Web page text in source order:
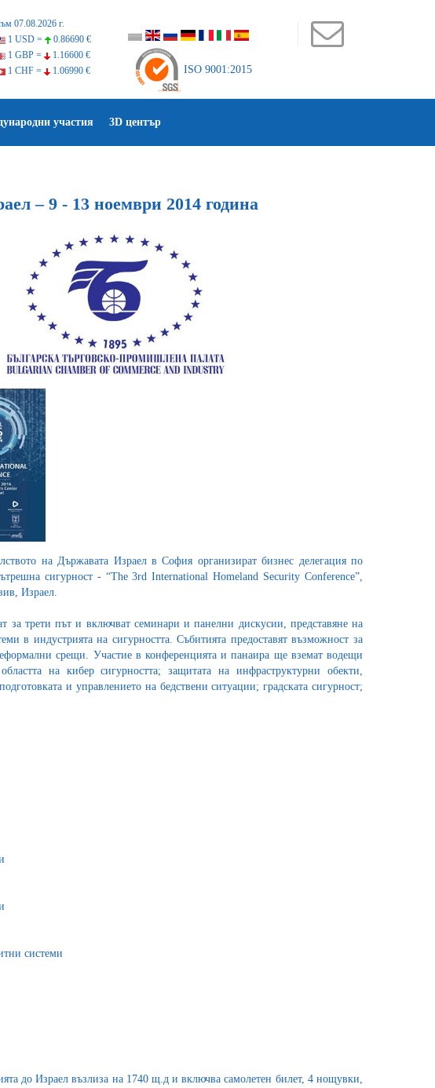
07.08.2026 г.
1 USD =
0.86690 €
1 GBP =
1.16600 €
1 CHF =
1.06990 € ISO 9001:2015
участия 3D център
– 9 - 13 ноември 2014 година
на Държавата Израел в София организират бизнес делегация по
сигурност - “The 3rd International Homeland Security Conference”,
Израел.
трети път и включват семинари и панелни дискусии, представяне на
в индустрията на сигурността. Събитията предоставят възможност за
срещи. Участие в конференцията и панаира ще вземат водещи
на кибер сигурността; защитата на инфраструктурни обекти,
и управлението на бедствени ситуации; градската сигурност;
системи
до Израел възлиза на 1740 щ.д и включва самолетен билет, 4 нощувки,